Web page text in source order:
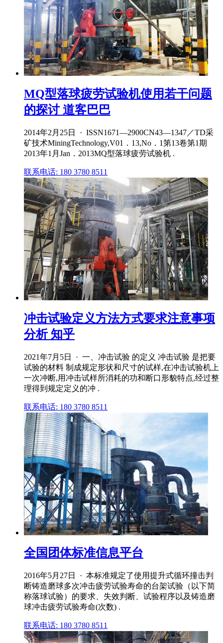
MQ型落球疲劳试验机使用若干问题
的探讨 道客巴巴
2014年2月25日 · ISSN1671—2900CN43—1347／TD采
矿技术MiningTechnology,V01．13,No．1第13卷第1期
2013年1月Jan．2013MQ型落球疲劳试验机 .
联系电话: 180 3780 8511
冲击试验定义方法方式要求注意事项
分析 知乎
2021年7月5日 · 一、冲击试验 的定义 冲击试验 是把要
试验的材料 制成规定形状和尺寸的试样,在冲击试验机上
一次冲断,用冲击试样所消耗的功和断口形貌特点,经过整
理得到规定定义的冲 .
联系电话: 180 3780 8511
全国团体标准信息平台
2016年5月27日 · 本标准规定了使用提升式循环撞击判
断铸造磨球多次冲击疲劳试验寿命的台架试验（以下简
称落球试验）的要求、失效判断、试验程序以及铸造磨
球冲击疲劳试验寿命(次数) .
联系电话: 180 3780 8511